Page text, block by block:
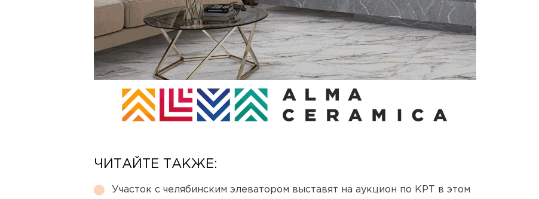
ЧИТАЙТЕ ТАКЖЕ:
Участок с челябинским элеватором выставят на аукцион по КРТ в этом